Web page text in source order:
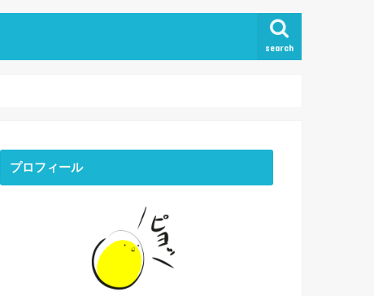
search
プロフィール